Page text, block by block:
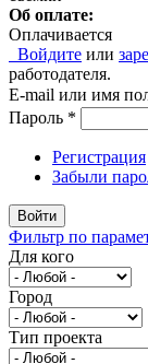
Об оплате:
Оплачивается
Войдите или
работодателя.
E-mail или имя
Пароль *
Регистрация
Забыли
Войти
Фильтр по
Для кого
Город
Тип проекта